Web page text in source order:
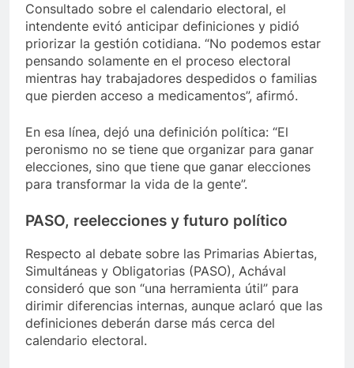
Consultado sobre el calendario electoral, el
intendente evitó anticipar definiciones y pidió
priorizar la gestión cotidiana. “No podemos estar
pensando solamente en el proceso electoral
mientras hay trabajadores despedidos o familias
que pierden acceso a medicamentos”, afirmó.
En esa línea, dejó una definición política: “El
peronismo no se tiene que organizar para ganar
elecciones, sino que tiene que ganar elecciones
para transformar la vida de la gente”.
PASO, reelecciones y futuro político
Respecto al debate sobre las Primarias Abiertas,
Simultáneas y Obligatorias (PASO), Achával
consideró que son “una herramienta útil” para
dirimir diferencias internas, aunque aclaró que las
definiciones deberán darse más cerca del
calendario electoral.